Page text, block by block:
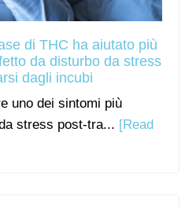
di THC ha aiutato più
da disturbo da stress
dagli incubi
uno dei sintomi più
stress post-tra... [Read